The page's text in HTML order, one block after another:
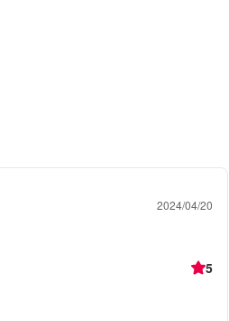
2024/04/20
5